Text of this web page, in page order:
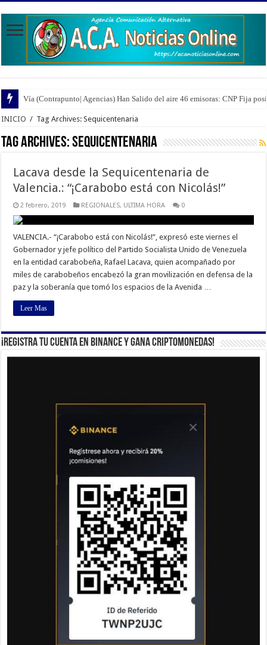
Vía (Contrapunto| Agencias) Han Salido del aire 46 emisoras: CNP Fija
INICIO / Tag Archives: Sequicentenaria
Tag Archives:Sequicentenaria
Lacava desde la Sequicentenaria de
Valencia.: “¡Carabobo está con Nicolás!”
2 febrero, 2019 REGIONALES, ULTIMA HORA 0
VALENCIA.- “¡Carabobo está con Nicolás!”, expresó este viernes el
Gobernador y jefe político del Partido Socialista Unido de Venezuela
en la entidad carabobeña, Rafael Lacava, quien acompañado por
miles de carabobeños encabezó la gran movilización en defensa de la
paz y la soberanía que tomó los espacios de la Avenida …
Leer Mas
¡Registra tu cuenta en Binance y gana criptomonedas!